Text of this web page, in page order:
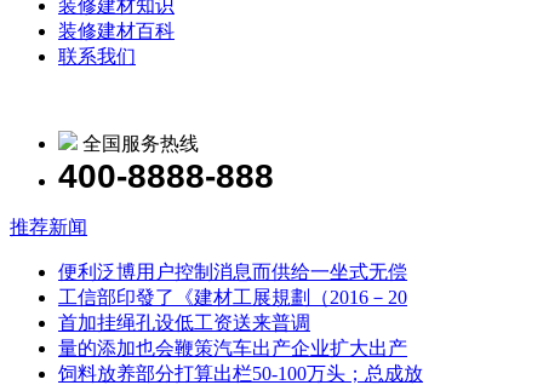
装修建材知识
装修建材百科
联系我们
全国服务热线
400-8888-888
推荐新闻
便利泛博用户控制消息而供给一坐式无偿
工信部印發了《建材工展規劃（2016－20
首加挂绳孔设低工资送来普调
量的添加也会鞭策汽车出产企业扩大出产
饲料放养部分打算出栏50-100万头；总成放